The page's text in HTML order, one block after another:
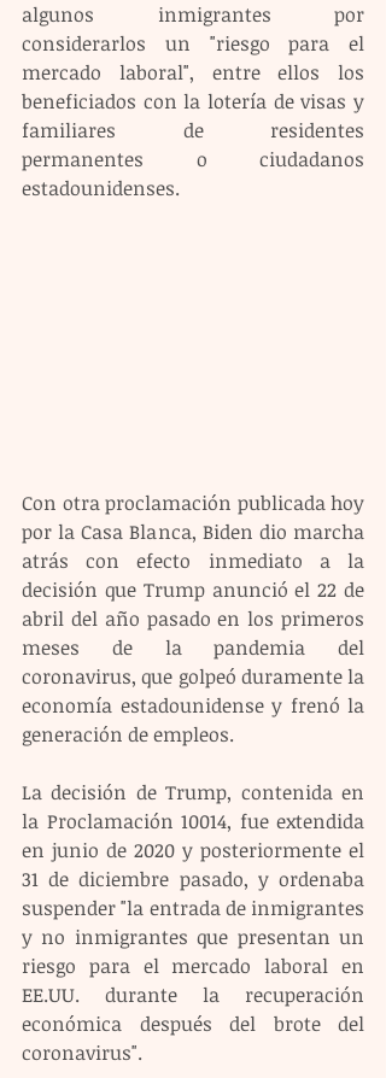
algunos inmigrantes por
considerarlos un "riesgo para el
mercado laboral", entre ellos los
beneficiados con la lotería de visas y
familiares de residentes
permanentes o ciudadanos
estadounidenses.
Con otra proclamación publicada hoy
por la Casa Blanca, Biden dio marcha
atrás con efecto inmediato a la
decisión que Trump anunció el 22 de
abril del año pasado en los primeros
meses de la pandemia del
coronavirus, que golpeó duramente la
economía estadounidense y frenó la
generación de empleos.
La decisión de Trump, contenida en
la Proclamación 10014, fue extendida
en junio de 2020 y posteriormente el
31 de diciembre pasado, y ordenaba
suspender "la entrada de inmigrantes
y no inmigrantes que presentan un
riesgo para el mercado laboral en
EE.UU. durante la recuperación
económica después del brote del
coronavirus".